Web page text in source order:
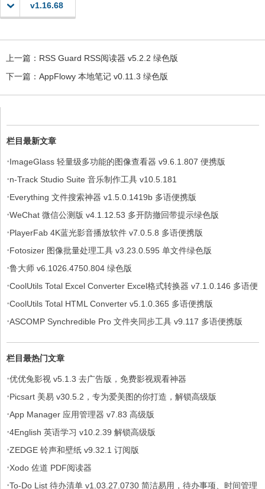
v1.16.68
上一篇： RSS Guard RSS阅读器 v5.2.2 绿色版
下一篇： AppFlowy 本地笔记 v0.11.3 绿色版
栏目最新文章
·ImageGlass 轻量级多功能的图像查看器 v9.6.1.807 便携版
·n-Track Studio Suite 音乐制作工具 v10.5.181
·Everything 文件搜索神器 v1.5.0.1419b 多语便携版
·WeChat 微信公测版 v4.1.12.53 多开防撤回带提示绿色版
·PlayerFab 4K蓝光影音播放软件 v7.0.5.8 多语便携版
·Fotosizer 图像批量处理工具 v3.23.0.595 单文件绿色版
·鲁大师 v6.1026.4750.804 绿色版
·CoolUtils Total Excel Converter Excel格式转换器 v7.1.0.146 多语便
携版
·CoolUtils Total HTML Converter v5.1.0.365 多语便携版
·ASCOMP Synchredible Pro 文件夹同步工具 v9.117 多语便携版
栏目最热门文章
·优优兔影视 v5.1.3 去广告版，免费影视观看神器
·Picsart 美易 v30.5.2，专为爱美图的你打造，解锁高级版
·App Manager 应用管理器 v7.83 高级版
·4English 英语学习 v10.2.39 解锁高级版
·ZEDGE 铃声和壁纸 v9.32.1 订阅版
·Xodo 佐道 PDF阅读器
·To-Do List 待办清单 v1.03.27.0730 简洁易用，待办事项、时间管理